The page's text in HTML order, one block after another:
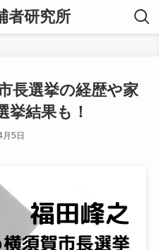
者研究所
長選挙の経歴や家
挙結果も！
5日